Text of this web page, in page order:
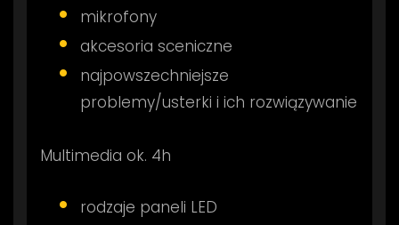
mikrofony
akcesoria sceniczne
najpowszechniejsze
problemy/usterki i ich rozwiązywanie
Multimedia ok. 4h
rodzaje paneli LED